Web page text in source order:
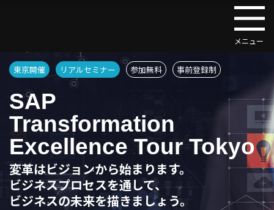
東京開催 リアルセミナー 参加無料 事前登録制
SAP
Transformation
Excellence Tour Tokyo
変革はビジョンから始まります。
ビジネスプロセスを通して、
ビジネスの未来を描きましょう。